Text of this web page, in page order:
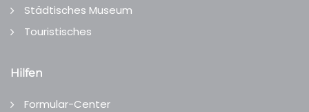
Städtisches Museum
Touristisches
Hilfen
Formular-Center